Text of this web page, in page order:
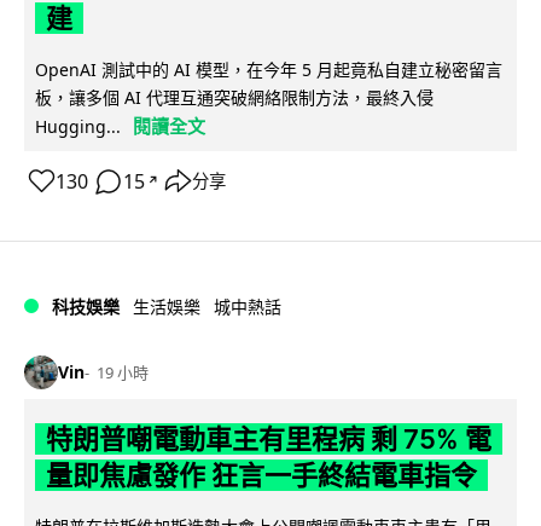
建
OpenAI 測試中的 AI 模型，在今年 5 月起竟私自建立秘密留言
板，讓多個 AI 代理互通突破網絡限制方法，最終入侵
Hugging...
閱讀全文
130 15 ↗ 分享
科技娛樂 生活娛樂 城中熱話
Vin 19 小時
特朗普嘲電動車主有里程病 剩 75% 電
量即焦慮發作 狂言一手終結電車指令